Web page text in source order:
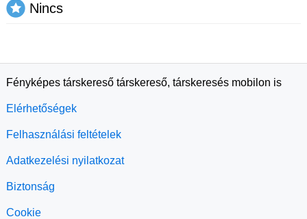
Nincs
Fényképes társkereső társkereső, társkeresés mobilon is
Elérhetőségek
Felhasználási feltételek
Adatkezelési nyilatkozat
Biztonság
Cookie